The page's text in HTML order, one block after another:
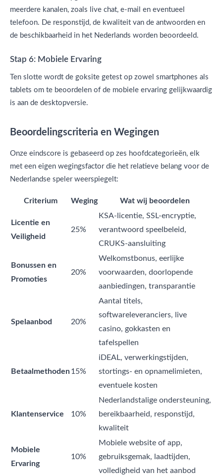
meerdere kanalen, zoals live chat, e-mail en eventueel
telefoon. De responstijd, de kwaliteit van de antwoorden en
de beschikbaarheid in het Nederlands worden beoordeeld.
Stap 6: Mobiele Ervaring
Ten slotte wordt de goksite getest op zowel smartphones als
tablets om te beoordelen of de mobiele ervaring gelijkwaardig
is aan de desktopversie.
Beoordelingscriteria en Wegingen
Onze eindscore is gebaseerd op zes hoofdcategorieën, elk
met een eigen wegingsfactor die het relatieve belang voor de
Nederlandse speler weerspiegelt:
Criterium Weging Wat wij beoordelen
Licentie en
Veiligheid
25%
KSA-licentie, SSL-encryptie,
verantwoord speelbeleid,
CRUKS-aansluiting
Bonussen en
Promoties
20%
Welkomstbonus, eerlijke
voorwaarden, doorlopende
aanbiedingen, transparantie
Spelaanbod 20%
Aantal titels,
softwareleveranciers, live
casino, gokkasten en
tafelspellen
Betaalmethoden15%
iDEAL, verwerkingstijden,
stortings- en opnamelimieten,
eventuele kosten
Klantenservice 10%
Nederlandstalige ondersteuning,
bereikbaarheid, responstijd,
kwaliteit
Mobiele
Ervaring
10%
Mobiele website of app,
gebruiksgemak, laadtijden,
volledigheid van het aanbod